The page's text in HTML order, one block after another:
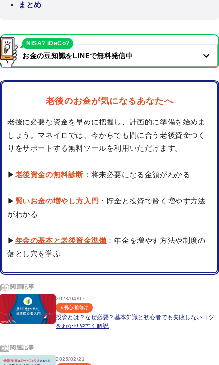
まとめ
お金の豆知識をLINEで無料発信中
NISA? iDeCo?
老後のお金が気になるあなたへ
老後に必要な資金を早めに把握し、計画的に準備を始めま
しょう。マネイロでは、今からでも間に合う老後資金づく
りをサポートする無料ツールを利用いただけます。
▶ 老後資金の無料診断 ：将来必要になる金額がわかる
▶ 賢いお金の増やし方入門 ：貯金と投資で賢く増やす方法
がわかる
▶ 年金の基本と老後資金準備 ：年金を増やす方法や制度の
落とし穴を学ぶ
関連記事
2023/04/07
#初心者向け
投資とは？なぜ必要？基本知識と初心者でも失敗しないコツ
をわかりやすく解説
関連記事
2025/02/21